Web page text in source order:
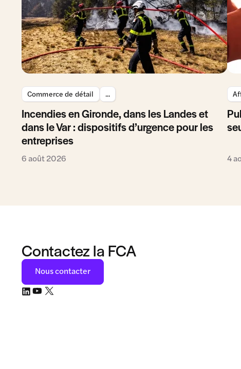
Commerce de détail ...
Incendies en Gironde, dans les Landes et
dans le Var : dispositifs d’urgence pour les
entreprises
6 août 2026 4
Contactez la FCA
Nous contacter